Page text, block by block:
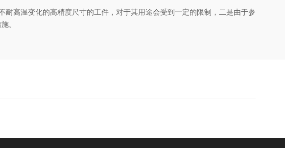
高温变化的高精度尺寸的工件，对于其用途会受到一定的限制，二是由于参
。